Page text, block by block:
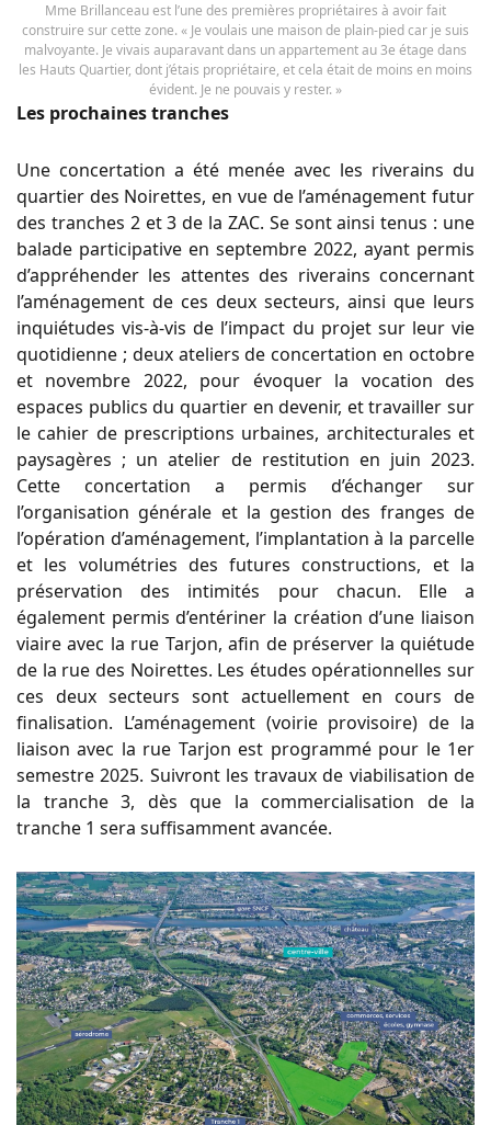
Mme Brillanceau est l’une des premières propriétaires à avoir fait
construire sur cette zone. « Je voulais une maison de plain-pied car je suis
malvoyante. Je vivais auparavant dans un appartement au 3e étage dans
les Hauts Quartier, dont j’étais propriétaire, et cela était de moins en moins
évident. Je ne pouvais y rester. »
Les prochaines tranches
Une concertation a été menée avec les riverains du
quartier des Noirettes, en vue de l’aménagement futur
des tranches 2 et 3 de la ZAC. Se sont ainsi tenus : une
balade participative en septembre 2022, ayant permis
d’appréhender les attentes des riverains concernant
l’aménagement de ces deux secteurs, ainsi que leurs
inquiétudes vis-à-vis de l’impact du projet sur leur vie
quotidienne ; deux ateliers de concertation en octobre
et novembre 2022, pour évoquer la vocation des
espaces publics du quartier en devenir, et travailler sur
le cahier de prescriptions urbaines, architecturales et
paysagères ; un atelier de restitution en juin 2023.
Cette concertation a permis d’échanger sur
l’organisation générale et la gestion des franges de
l’opération d’aménagement, l’implantation à la parcelle
et les volumétries des futures constructions, et la
préservation des intimités pour chacun. Elle a
également permis d’entériner la création d’une liaison
viaire avec la rue Tarjon, afin de préserver la quiétude
de la rue des Noirettes. Les études opérationnelles sur
ces deux secteurs sont actuellement en cours de
finalisation. L’aménagement (voirie provisoire) de la
liaison avec la rue Tarjon est programmé pour le 1er
semestre 2025. Suivront les travaux de viabilisation de
la tranche 3, dès que la commercialisation de la
tranche 1 sera suffisamment avancée.